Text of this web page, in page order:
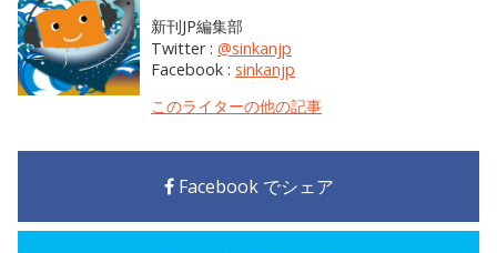
新刊JP編集部
Twitter : @sinkanjp
Facebook : sinkanjp
このライターの他の記事
Facebook でシェア